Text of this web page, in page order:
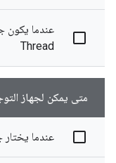
عندما يكون
Thread
متى يمكن لجهاز
عندما